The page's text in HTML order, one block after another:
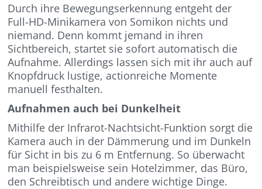
Durch ihre Bewegungserkennung entgeht der
Full-HD-Minikamera von Somikon nichts und
niemand. Denn kommt jemand in ihren
Sichtbereich, startet sie sofort automatisch die
Aufnahme. Allerdings lassen sich mit ihr auch auf
Knopfdruck lustige, actionreiche Momente
manuell festhalten.
Aufnahmen auch bei Dunkelheit
Mithilfe der Infrarot-Nachtsicht-Funktion sorgt die
Kamera auch in der Dämmerung und im Dunkeln
für Sicht in bis zu 6 m Entfernung. So überwacht
man beispielsweise sein Hotelzimmer, das Büro,
den Schreibtisch und andere wichtige Dinge.